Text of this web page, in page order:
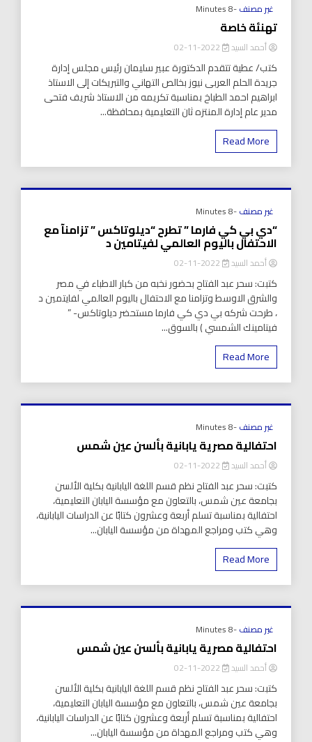
غير مصنف-8 Minutes
تهنئة خاصة
أحمد السيد
كتب/ عطية تتقدم الدكتورة عبير سليمان رئيس مجلس إدارة
جريدة الحلم العربى نيوز بخالص التهاني والتبريكات إلى الاستاذ
ابراهيم احمد الطباخ بمناسبة تكريمه من الاستاذ شريف فتحى
مدير عام إدارة المنتزه ثان التعليمية بمحافظة...
Read More
غير مصنف-8 Minutes
“دي بي كي فارما ” تطرح “ديلوتاكس ” تزامنآ مع
الاحتفال باليوم العالمي لفيتامين د
أحمد السيد
كتبت: سحر عبد الفتاح بحضور نخبه من كبار الاطباء في مصر
والشرق الاوسط وتزامنا مع الاحتفال باليوم العالمي لفايتمين د
، طرحت شركه بي دي كي فارما مستحضر ديلوتاكس- ”
فيتامينك الشمسي ) بالسوق...
Read More
غير مصنف-8 Minutes
احتفالية مصرية يابانية بألسن عين شمس
أحمد السيد
كتبت: سحر عبد الفتاح نظم قسم اللغة اليابانية بكلية الألسن
بجامعة عين شمس، بالتعاون مع مؤسسة اليابان التعليمية،
احتفالية بمناسبة تسلم أربعة وعشرون كتابًا عن الدراسات اليابانية،
وهي كتب ومراجع المهداة من مؤسسة اليابان...
Read More
غير مصنف-8 Minutes
احتفالية مصرية يابانية بألسن عين شمس
أحمد السيد
كتبت: سحر عبد الفتاح نظم قسم اللغة اليابانية بكلية الألسن
بجامعة عين شمس، بالتعاون مع مؤسسة اليابان التعليمية،
احتفالية بمناسبة تسلم أربعة وعشرون كتابًا عن الدراسات اليابانية،
وهي كتب ومراجع المهداة من مؤسسة اليابان...